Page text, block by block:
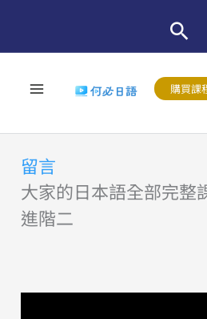
購買課
留言
大家的日本語全部完整
進階二